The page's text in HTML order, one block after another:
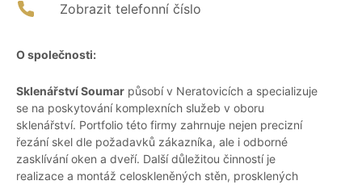
Zobrazit telefonní číslo
O společnosti:
Sklenářství Soumar působí v Neratovicích a specializuje
se na poskytování komplexních služeb v oboru
sklenářství. Portfolio této firmy zahrnuje nejen precizní
řezání skel dle požadavků zákazníka, ale i odborné
zasklívání oken a dveří. Další důležitou činností je
realizace a montáž celoskleněných stěn, prosklených